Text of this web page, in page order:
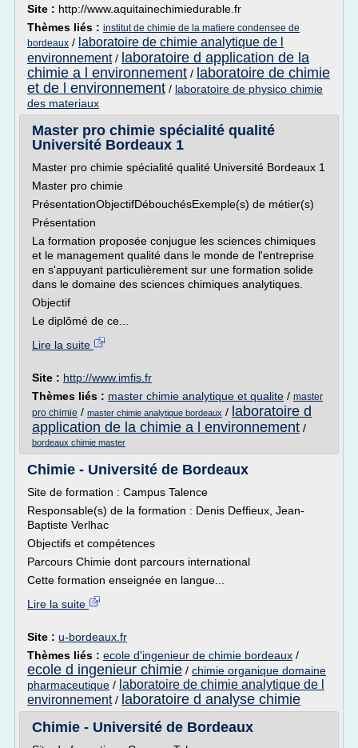
Site : http://www.aquitainechimiedurable.fr
Thèmes liés : institut de chimie de la matiere condensee de
bordeaux / laboratoire de chimie analytique de l
environnement/ laboratoire d application de la
chimie a l environnement / laboratoire de chimie
et de l environnement / laboratoire de physico chimie
des materiaux
Master pro chimie spécialité qualité
Université Bordeaux 1
Master pro chimie spécialité qualité Université Bordeaux 1
Master pro chimie
PrésentationObjectifDébouchésExemple(s) de métier(s)
Présentation
La formation proposée conjugue les sciences chimiques
et le management qualité dans le monde de l'entreprise
en s'appuyant particulièrement sur une formation solide
dans le domaine des sciences chimiques analytiques.
Objectif
Le diplômé de ce...
Lire la suite
Site : http://www.imfis.fr
Thèmes liés : master chimie analytique et qualite / master
pro chimie / master chimie analytique bordeaux / laboratoire d
application de la chimie a l environnement /
bordeaux chimie master
Chimie - Université de Bordeaux
Site de formation : Campus Talence
Responsable(s) de la formation : Denis Deffieux, Jean-
Baptiste Verlhac
Objectifs et compétences
Parcours Chimie dont parcours international
Cette formation enseignée en langue...
Lire la suite
Site : u-bordeaux.fr
Thèmes liés : ecole d'ingenieur de chimie bordeaux /
ecole d ingenieur chimie / chimie organique domaine
pharmaceutique / laboratoire de chimie analytique de l
environnement/ laboratoire d analyse chimie
Chimie - Université de Bordeaux